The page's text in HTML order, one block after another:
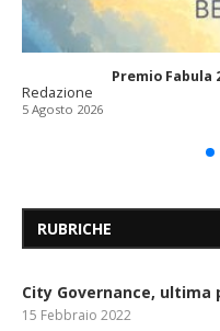
Premio Fabula
Redazione
5 Agosto 2026
RUBRICHE
City Governance, ultima
15 Febbraio 2022